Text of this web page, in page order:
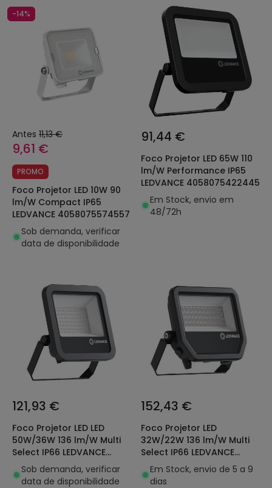
-14%
Antes 11,13 €
9,61 €
PROMO
Foco Projetor LED 10W 90
lm/W Compact IP65
LEDVANCE 4058075574557
Sob demanda, verificar
data de disponibilidade
91,44 €
Foco Projetor LED 65W 110
lm/W Performance IP65
LEDVANCE 4058075422445
Em Stock, envio em
48/72h
121,93 €
Foco Projetor LED LED
50W/36W 136 lm/W Multi
Select IP66 LEDVANCE
4099854427220
Sob demanda, verificar
data de disponibilidade
152,43 €
Foco Projetor LED
32W/22W 136 lm/W Multi
Select IP66 LEDVANCE
4099854427183
Em Stock, envio de 5 a 9
dias